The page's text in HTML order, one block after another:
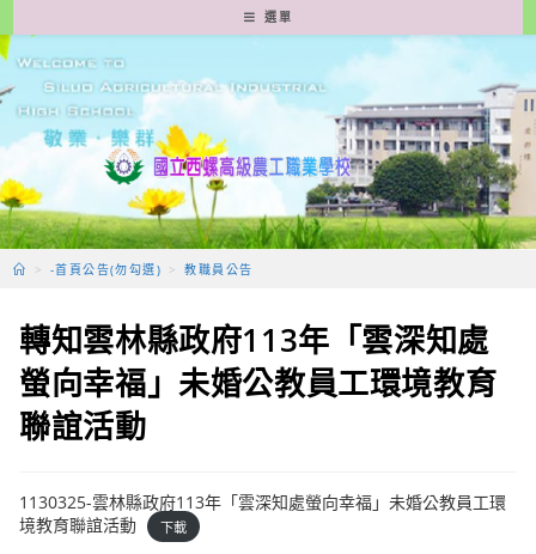
轉
至
要
容
選單
> -首頁公告(勿勾選) > 教職員公告
轉知雲林縣政府113年「雲深知處
螢向幸福」未婚公教員工環境教育
聯誼活動
1130325-雲林縣政府113年「雲深知處螢向幸福」未婚公教員工環
境教育聯誼活動
下載